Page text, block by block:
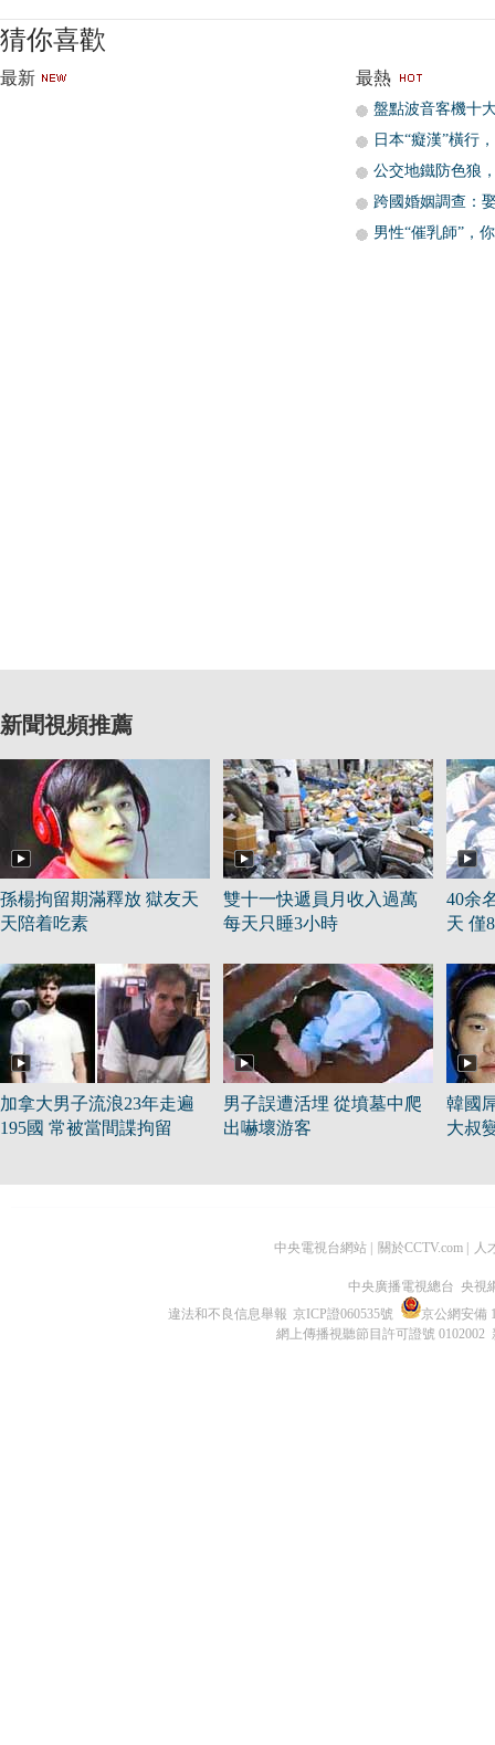
猜你喜歡
最新 最熱
盤點波音客機十
日本“癡漢”橫行
公交地鐵防色狼
跨國婚姻調查：
男性“催乳師”，
新聞視頻推薦
孫楊拘留期滿釋放 獄友天
天陪着吃素
雙十一快遞員月收入過萬
每天只睡3小時
40余
天 僅
加拿大男子流浪23年走遍
195國 常被當間諜拘留
男子誤遭活埋 從墳墓中爬
出嚇壞游客
韓國
大叔
中央電視台網站 關於CCTV.com 人
中央廣播電視總台 央視
違法和不良信息舉報 京ICP證060535號
京公網安備
網上傳播視聽節目許可證號 0102002